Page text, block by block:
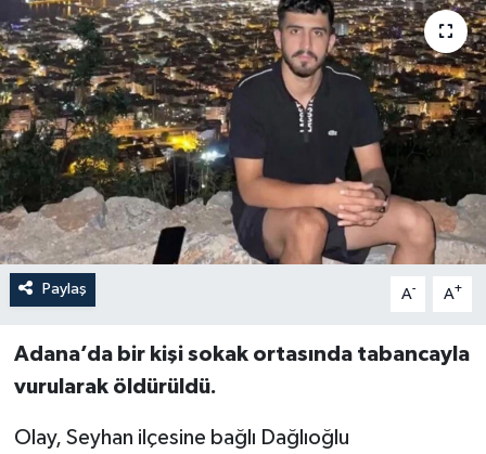
Paylaş A- A+
Adana’da bir kişi sokak ortasında tabancayla
vurularak öldürüldü.
Olay, Seyhan ilçesine bağlı Dağlıoğlu
AKTÜEL
EĞİTİM
İLÇELER
OTOPARK
TEKNOLOJİ
Son Dakika Haberleri
Haber Arşivi